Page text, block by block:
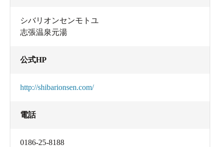
シバリオンセンモトユ
志張温泉元湯
公式HP
http://shibarionsen.com/
電話
0186-25-8188